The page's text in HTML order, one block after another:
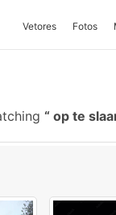
Vetores Fotos
op te